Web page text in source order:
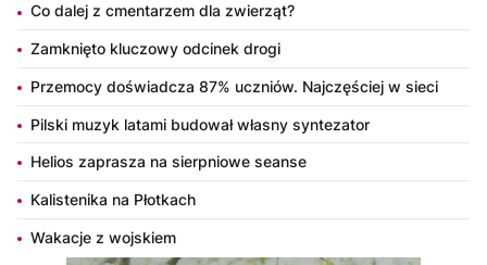
Co dalej z cmentarzem dla zwierząt?
Zamknięto kluczowy odcinek drogi
Przemocy doświadcza 87% uczniów. Najczęściej w sieci
Pilski muzyk latami budował własny syntezator
Helios zaprasza na sierpniowe seanse
Kalistenika na Płotkach
Wakacje z wojskiem